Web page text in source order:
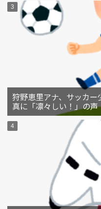
狩野恵里アナ、サッカ
真に「凛々しい！」の声